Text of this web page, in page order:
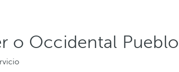
o Occidental